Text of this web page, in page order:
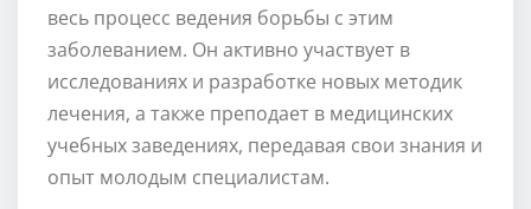
весь процесс ведения борьбы с этим
заболеванием. Он активно участвует в
исследованиях и разработке новых методик
лечения, а также преподает в медицинских
учебных заведениях, передавая свои знания и
опыт молодым специалистам.